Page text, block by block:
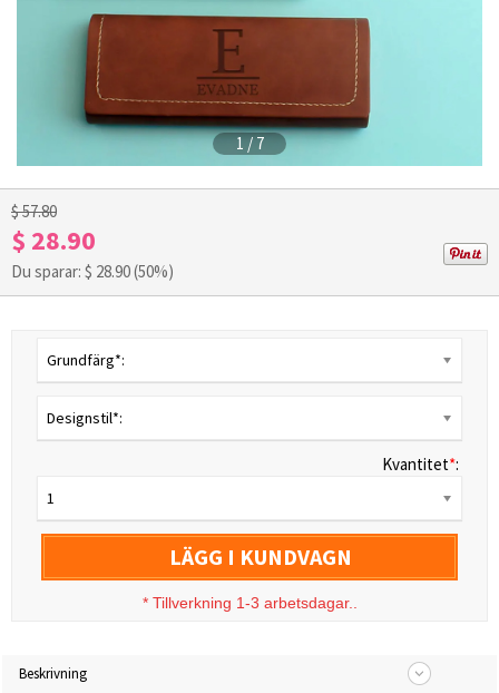
1 /7
$ 57.80
$ 28.90
Du sparar: $ 28.90(50%)
Grundfärg*:
Designstil*:
Kvantitet*:
1
LÄGG I KUNDVAGN
* Tillverkning 1-3 arbetsdagar..
Beskrivning